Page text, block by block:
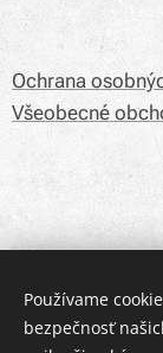
Ochrana
Všeobecné
Používame
bezpečnosť